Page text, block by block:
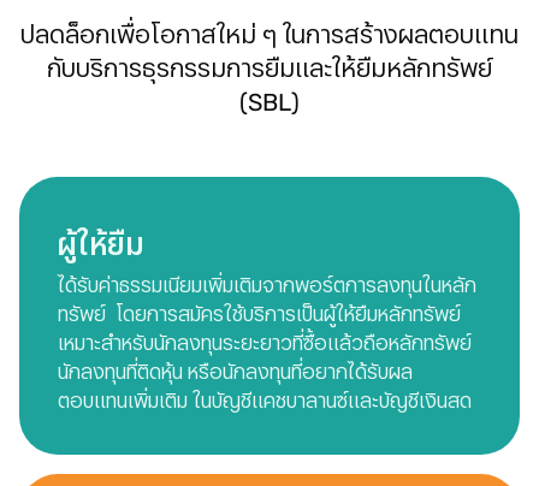
ปลดล็อกเพื่อโอกาสใหม่ ๆ ในการสร้างผลตอบแทน
กับบริการธุรกรรมการยืมและให้ยืมหลักทรัพย์
(SBL)
ผู้ให้ยืม
ได้รับค่าธรรมเนียมเพิ่มเติมจากพอร์ตการลงทุนในหลัก
ทรัพย์  โดยการสมัครใช้บริการเป็นผู้ให้ยืมหลักทรัพย์
เหมาะสำหรับนักลงทุนระยะยาวที่ซื้อแล้วถือหลักทรัพย์
นักลงทุนที่ติดหุ้น หรือนักลงทุนที่อยากได้รับผล
ตอบแทนเพิ่มเติม ในบัญชีแคชบาลานซ์และบัญชีเงินสด